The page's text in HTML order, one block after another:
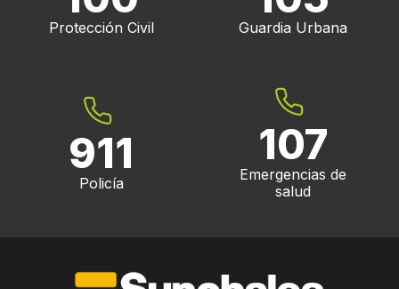
Protección Civil Guardia Urbana
911
Policía
107
Emergencias de
salud